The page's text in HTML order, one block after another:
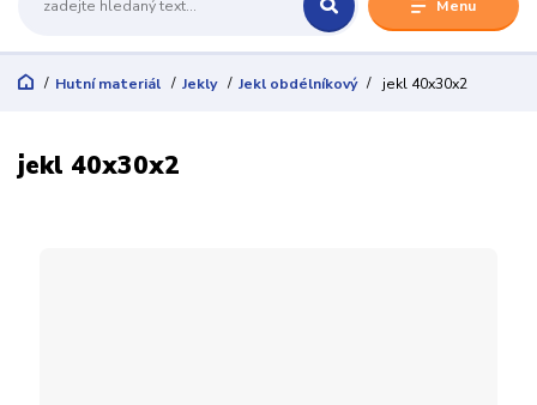
Menu
Hutní materiál Jekly Jekl obdélníkový jekl 40x30x2
jekl 40x30x2